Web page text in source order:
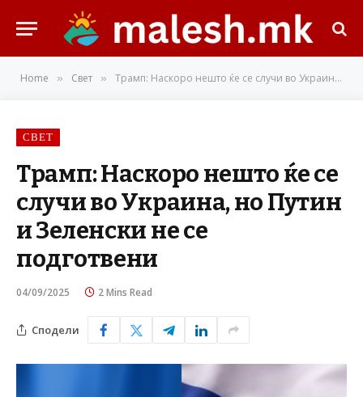
Home » Свет » Трамп: Наскоро нешто ќе се случи во Украина, но Путин и Зеленски не се подготвени
СВЕТ
Трамп: Наскоро нешто ќе се
случи во Украина, но Путин
и Зеленски не се
подготвени
04/09/2025 2 Mins Read
Сподели